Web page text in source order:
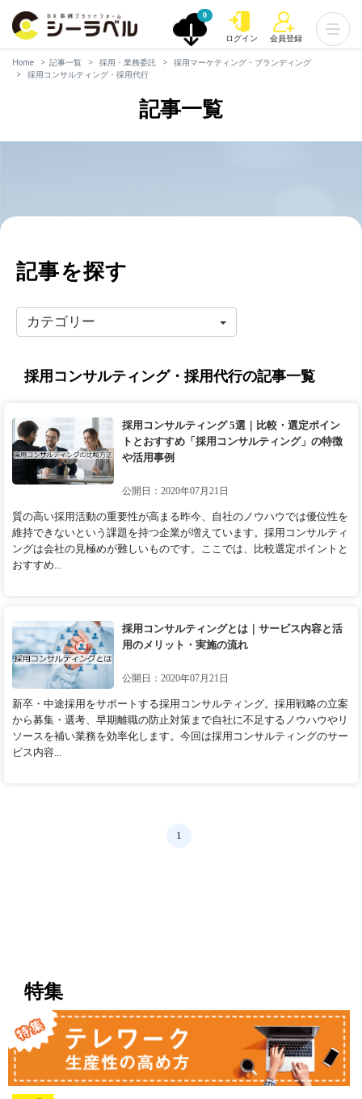
0
ログイン 会員登録
Home 記事一覧 採用・業務委託
採用マーケティング・ブランディング
採用コンサルティング・採用代行
記事一覧
記事を探す
カテゴリー
採用コンサルティング・採用代行の記事一覧
採用コンサルティング 5選｜比較・選定ポイン
トとおすすめ「採用コンサルティング」の特徴
や活用事例
公開日：2020年07月21日
質の高い採用活動の重要性が高まる昨今、自社のノウハウでは優位性を
維持できないという課題を持つ企業が増えています。採用コンサルティ
ングは会社の見極めが難しいものです。ここでは、比較選定ポイントと
おすすめ...
採用コンサルティングとは｜サービス内容と活
用のメリット・実施の流れ
公開日：2020年07月21日
新卒・中途採用をサポートする採用コンサルティング。採用戦略の立案
から募集・選考、早期離職の防止対策まで自社に不足するノウハウやリ
ソースを補い業務を効率化します。今回は採用コンサルティングのサー
ビス内容...
1
特集